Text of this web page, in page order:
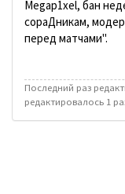
Megap1xel, бан
сораДникам,
перед матчами".
Последний раз
редактировалось 1